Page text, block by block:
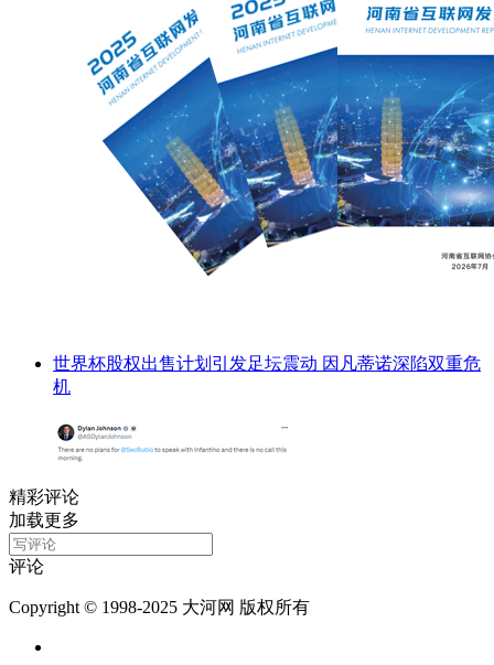
世界杯股权出售计划引发足坛震动 因凡蒂诺深陷双重危
机
精彩评论
加载更多
评论
Copyright © 1998-2025 大河网 版权所有